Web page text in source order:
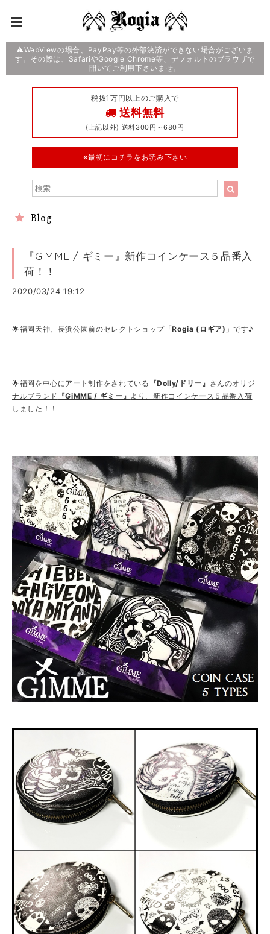
⚠️WebViewの場合、PayPay等の外部決済ができない場合がございま
す。その際は、SafariやGoogle Chrome等、デフォルトのブラウザで
開いてご利用下さいませ。
税抜1万円以上のご購入で
送料無料
(上記以外) 送料300円～680円
※最初にコチラをお読み下さい
Blog
『GiMME / ギミー』新作コインケース５品番入
荷！！
2020/03/24 19:12
🌟福岡天神、長浜公園前のセレクトショップ「Rogia (ロギア)」です♪
🌟福岡を中心にアート制作をされている 『Dolly/ドリー』 さんのオリジ
ナルブランド 『GiMME / ギミー』 より、新作コインケース５品番入荷
しました！！